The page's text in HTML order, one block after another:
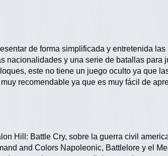
de forma simplificada y entretenida
nacionalidades y una serie de batallas para
este no tiene un juego oculto ya que
recomendable ya que es muy fácil de
Hill: Battle Cry, sobre la guerra civil
and Colors Napoleonic, Battlelore y el